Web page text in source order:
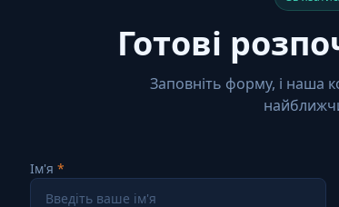
Готові
Заповніть форму, і наша
Ім'я